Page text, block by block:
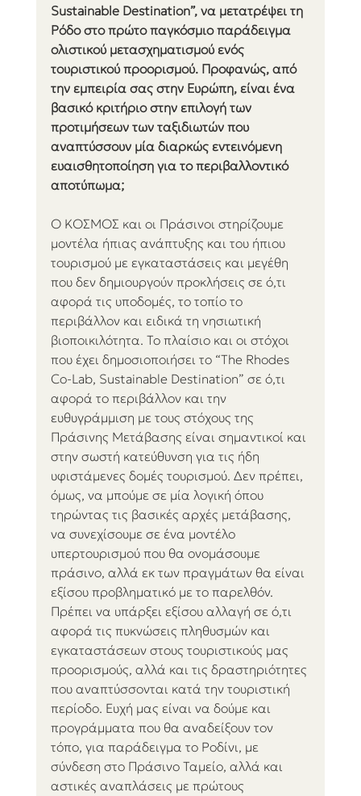
Sustainable Destination”, να μετατρέψει τη
Ρόδο στο πρώτο παγκόσμιο παράδειγμα
ολιστικού μετασχηματισμού ενός
τουριστικού προορισμού. Προφανώς, από
την εμπειρία σας στην Ευρώπη, είναι ένα
βασικό κριτήριο στην επιλογή των
προτιμήσεων των ταξιδιωτών που
αναπτύσσουν μία διαρκώς εντεινόμενη
ευαισθητοποίηση για το περιβαλλοντικό
αποτύπωμα;
O ΚΟΣΜΟΣ και οι Πράσινοι στηρίζουμε
μοντέλα ήπιας ανάπτυξης και του ήπιου
τουρισμού με εγκαταστάσεις και μεγέθη
που δεν δημιουργούν προκλήσεις σε ό,τι
αφορά τις υποδομές, το τοπίο το
περιβάλλον και ειδικά τη νησιωτική
βιοποικιλότητα. Το πλαίσιο και οι στόχοι
που έχει δημοσιοποιήσει το “The Rhodes
Co-Lab, Sustainable Destination” σε ό,τι
αφορά το περιβάλλον και την
ευθυγράμμιση με τους στόχους της
Πράσινης Μετάβασης είναι σημαντικοί και
στην σωστή κατεύθυνση για τις ήδη
υφιστάμενες δομές τουρισμού. Δεν πρέπει,
όμως, να μπούμε σε μία λογική όπου
τηρώντας τις βασικές αρχές μετάβασης,
να συνεχίσουμε σε ένα μοντέλο
υπερτουρισμού που θα ονομάσουμε
πράσινο, αλλά εκ των πραγμάτων θα είναι
εξίσου προβληματικό με το παρελθόν.
Πρέπει να υπάρξει εξίσου αλλαγή σε ό,τι
αφορά τις πυκνώσεις πληθυσμών και
εγκαταστάσεων στους τουριστικούς μας
προορισμούς, αλλά και τις δραστηριότητες
που αναπτύσσονται κατά την τουριστική
περίοδο. Ευχή μας είναι να δούμε και
προγράμματα που θα αναδείξουν τον
τόπο, για παράδειγμα το Ροδίνι, με
σύνδεση στο Πράσινο Ταμείο, αλλά και
αστικές αναπλάσεις με πρώτους